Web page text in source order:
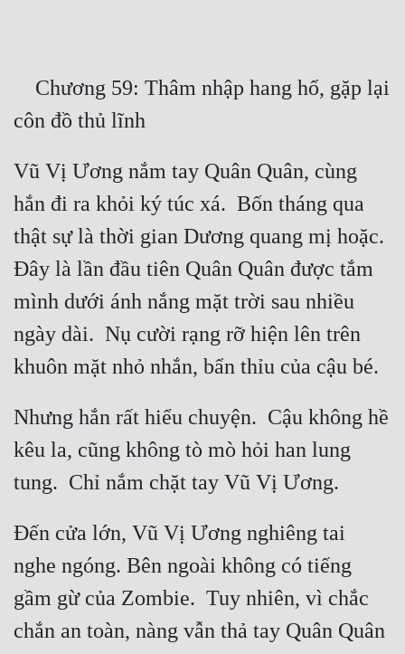
Truyện ngắn
Cung Đấu
Cạnh Kỹ
Cổ Tiên Hiệp
Du Hí
Dị Giới
Góc Nhìn Nam
Góc Nhìn Nữ
Huyền Huyễn
Vũ Vị Ương nắm tay Quân Quân, cùng
hắn đi ra khỏi ký túc xá.  Bốn tháng qua
thật sự là thời gian Dương quang mị hoặc.
Đây là lần đầu tiên Quân Quân được tắm
mình dưới ánh nắng mặt trời sau nhiều
ngày dài.  Nụ cười rạng rỡ hiện lên trên
Nhưng hắn rất hiểu chuyện.  Cậu không hề
kêu la, cũng không tò mò hỏi han lung
Đến cửa lớn, Vũ Vị Ương nghiêng tai
nghe ngóng. Bên ngoài không có tiếng
gầm gừ của Zombie.  Tuy nhiên, vì chắc
chắn an toàn, nàng vẫn thả tay Quân Quân